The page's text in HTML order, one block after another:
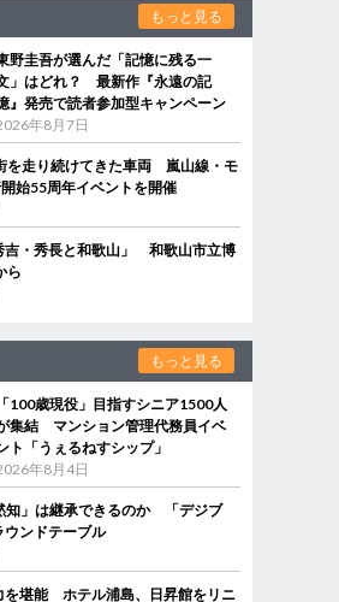
もっと見る
野圭吾が選んだ「記憶に残る一
」はどれ？ 最新作『永遠の記
』発売で読者参加型キャンペーン
年8月7日
を走り続けてきた車両 嵐山線・モ
始55周年イベントを開催
吉・秀長と和歌山」 和歌山市立博
ら
もっと見る
「100歳現役」目指すシニア1500人
集結 マンション管理代務員イベ
ト「うぇるねすシップ」
年8月4日
知」は継承できるのか 「デジブ
ウンドテーブル
を堪能 ホテル浦島、日昇館をリニ